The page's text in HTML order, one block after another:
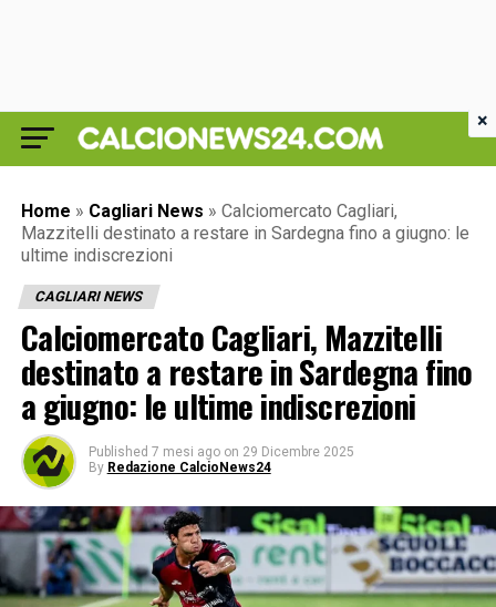
Home » Cagliari News » Calciomercato Cagliari,
Mazzitelli destinato a restare in Sardegna fino a giugno: le
ultime indiscrezioni
CAGLIARI NEWS
Calciomercato Cagliari, Mazzitelli
destinato a restare in Sardegna fino
a giugno: le ultime indiscrezioni
Published 7 mesi ago on 29 Dicembre 2025
By Redazione CalcioNews24
×